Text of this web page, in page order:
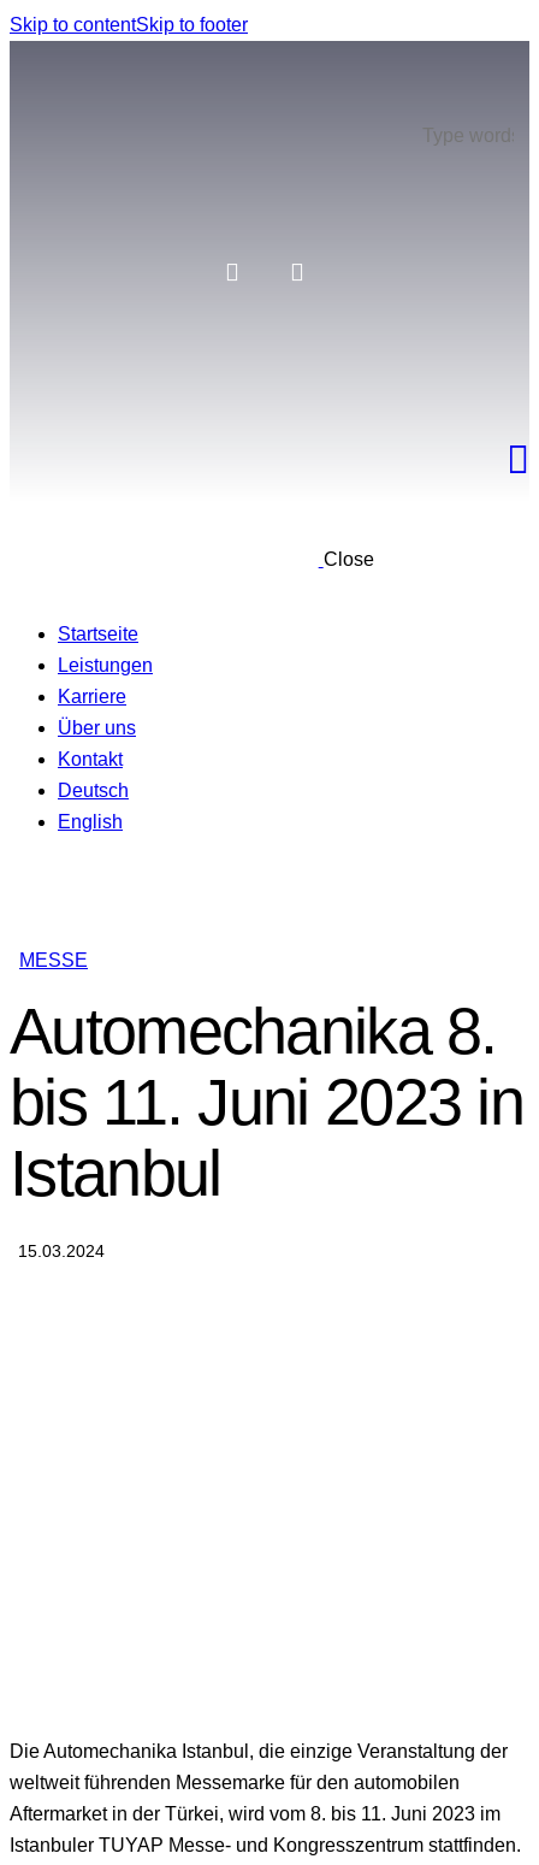
Skip to contentSkip to footer
Close
Startseite
Leistungen
Karriere
Über uns
Kontakt
Deutsch
English
MESSE
Automechanika 8.
bis 11. Juni 2023 in
Istanbul
15.03.2024
Die Automechanika Istanbul, die einzige Veranstaltung der
weltweit führenden Messemarke für den automobilen
Aftermarket in der Türkei, wird vom 8. bis 11. Juni 2023 im
Istanbuler TUYAP Messe- und Kongresszentrum stattfinden.